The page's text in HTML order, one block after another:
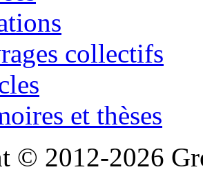
collectifs
et thèses
© 2012-2026